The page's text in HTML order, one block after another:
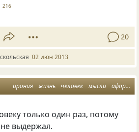
216
20
02 июн 2013
ирония жизнь человек мысли афоризм
только один раз, потому
выдержал.